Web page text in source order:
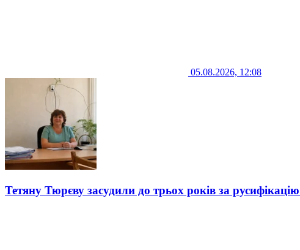
05.08.2026, 12:08
Тетяну Тюрєву засудили до трьох років за